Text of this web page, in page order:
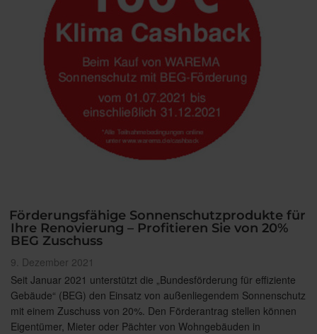
Förderungsfähige Sonnenschutzprodukte für
Ihre Renovierung – Profitieren Sie von 20%
BEG Zuschuss
Veröffentlicht
am
9. Dezember 2021
Seit Januar 2021 unterstützt die „Bundesförderung für effiziente
Gebäude“ (BEG) den Einsatz von außenliegendem Sonnenschutz
mit einem Zuschuss von 20%. Den Förderantrag stellen können
Eigentümer, Mieter oder Pächter von Wohngebäuden in